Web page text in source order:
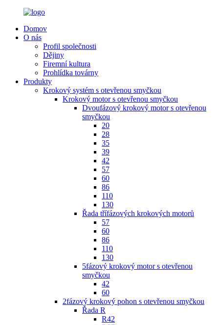
Domov
O nás
Profil společnosti
Dějiny
Firemní kultura
Prohlídka továrny
Produkty
Krokový systém s otevřenou smyčkou
Krokový motor s otevřenou smyčkou
Dvoufázový krokový motor s otevřenou
smyčkou
20
28
35
39
42
57
60
86
110
130
Řada třífázových krokových motorů
57
60
86
110
130
5fázový krokový motor s otevřenou
smyčkou
42
60
2fázový krokový pohon s otevřenou smyčkou
Řada R
R42